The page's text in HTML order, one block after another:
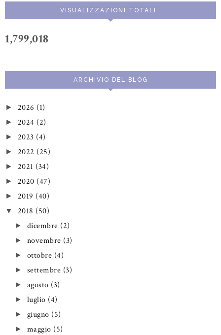
VISUALIZZAZIONI TOTALI
1,799,018
ARCHIVIO DEL BLOG
► 2026 (1)
► 2024 (2)
► 2023 (4)
► 2022 (25)
► 2021 (34)
► 2020 (47)
► 2019 (40)
▼ 2018 (50)
► dicembre (2)
► novembre (3)
► ottobre (4)
► settembre (3)
► agosto (3)
► luglio (4)
► giugno (5)
► maggio (5)